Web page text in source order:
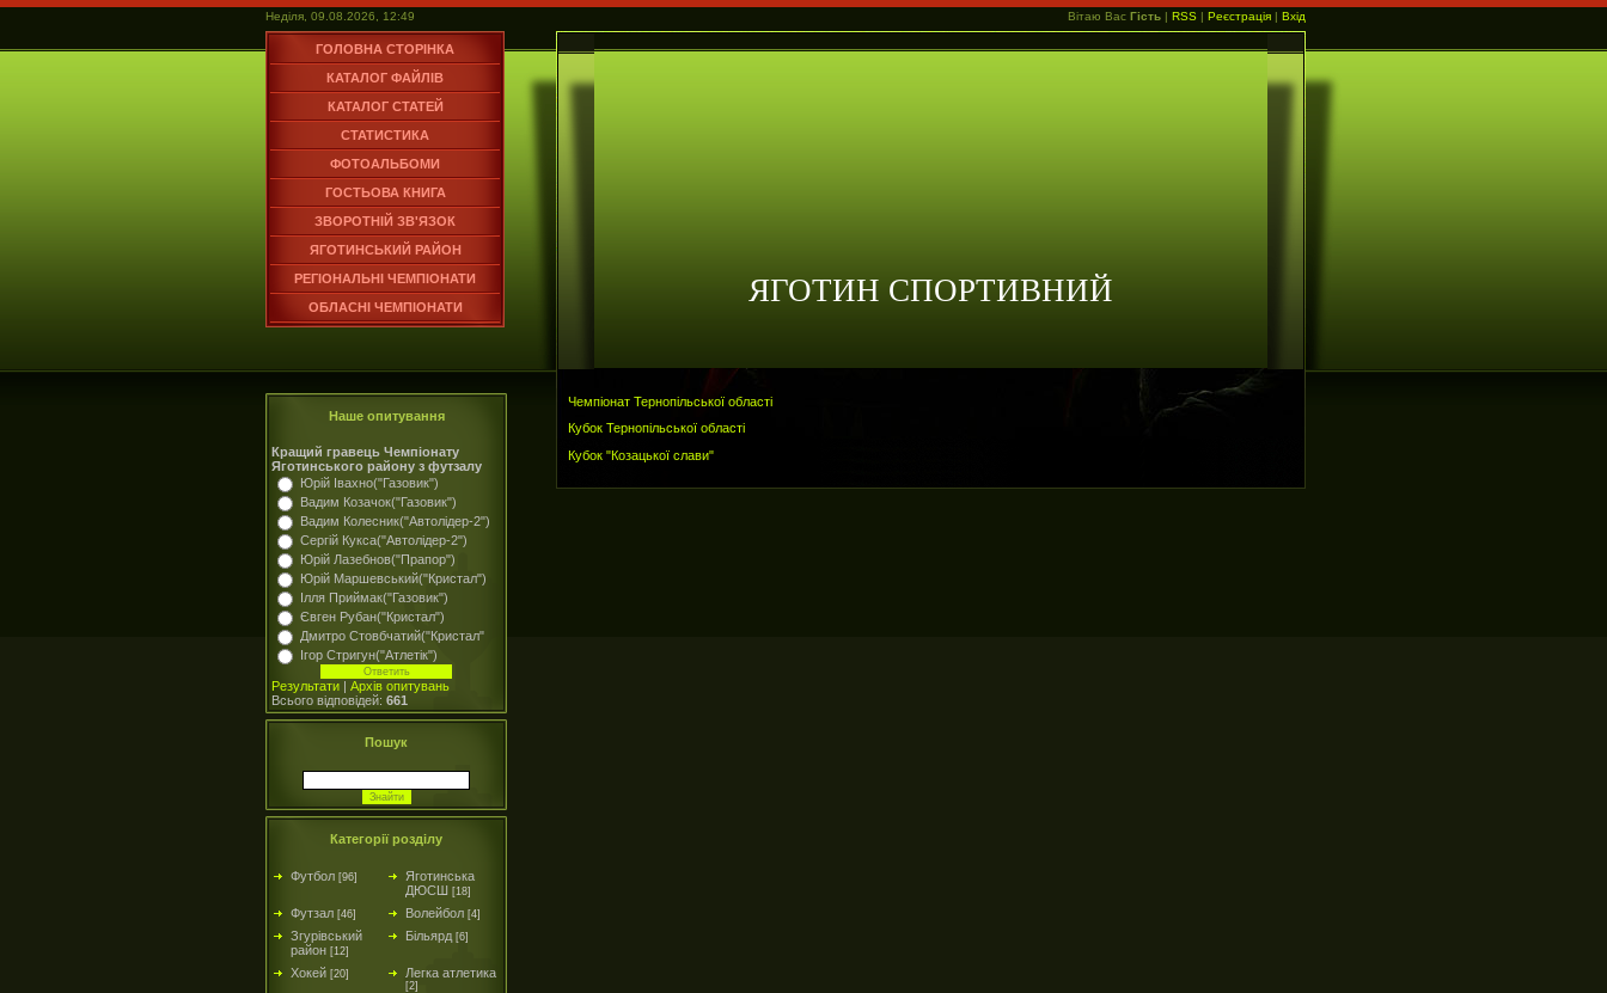
Неділя, 09.08.2026, 12:49 Вітаю Вас Гість | RSS | Реєстрація | Вхід
ГОЛОВНА СТОРІНКА
КАТАЛОГ ФАЙЛІВ
КАТАЛОГ СТАТЕЙ
СТАТИСТИКА
ФОТОАЛЬБОМИ
ГОСТЬОВА КНИГА
ЗВОРОТНІЙ ЗВ'ЯЗОК
ЯГОТИНСЬКИЙ РАЙОН
РЕГІОНАЛЬНІ ЧЕМПІОНАТИ
ОБЛАСНІ ЧЕМПІОНАТИ
ЯГОТИН СПОРТИВНИЙ
Наше опитування
Кращий гравець Чемпіонату
Яготинського району з футзалу
Юрій Івахно("Газовик")
Вадим Козачок("Газовик")
Вадим Колесник("Автолідер-2")
Сергій Кукса("Автолідер-2")
Юрій Лазебнов("Прапор")
Юрій Маршевський("Кристал")
Ілля Приймак("Газовик")
Євген Рубан("Кристал")
Дмитро Стовбчатий("Кристал"
Ігор Стригун("Атлетік")
Результати | Архів опитувань
Всього відповідей: 661
Пошук
Категорії розділу
Футбол [96]
Яготинська
ДЮСШ [18]
Футзал [46] Волейбол [4]
Згурівський
район [12]
Більярд [6]
Хокей [20] Легка атлетика
[2]
Чемпіонат Тернопільської області
Кубок Тернопільської області
Кубок "Козацької слави"